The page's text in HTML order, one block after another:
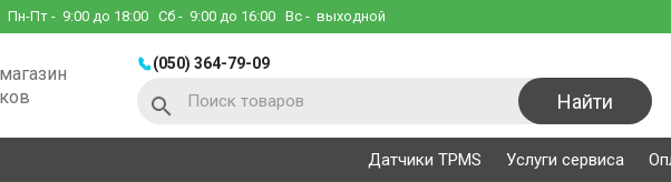
Пн-Пт - 9:00 до 18:00 Сб - 9:00 до 16:00 Вс - выходной
(050) 364-79-09
Найти
Датчики TPMS Услуги сервиса